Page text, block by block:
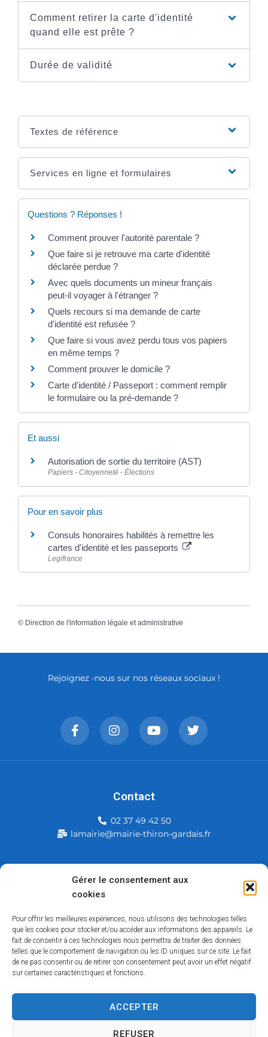
Gérer le consentement aux
cookies
Pour offrir les meilleures expériences, nous utilisons des technologies telles
que les cookies pour stocker et/ou accéder aux informations des appareils. Le
fait de consentir à ces technologies nous permettra de traiter des données
telles que le comportement de navigation ou les ID uniques sur ce site. Le fait
de ne pas consentir ou de retirer son consentement peut avoir un effet négatif
sur certaines caractéristiques et fonctions.
ACCEPTER
REFUSER
Comment retirer la carte d'identité
quand elle est prête ?
Durée de validité
Textes de référence
Services en ligne et formulaires
Questions ? Réponses !
Comment prouver l'autorité parentale ?
Que faire si je retrouve ma carte d'identité
déclarée perdue ?
Avec quels documents un mineur français
peut-il voyager à l'étranger ?
Quels recours si ma demande de carte
d'identité est refusée ?
Que faire si vous avez perdu tous vos papiers
en même temps ?
Comment prouver le domicile ?
Carte d'identité / Passeport : comment remplir
le formulaire ou la pré-demande ?
Et aussi
Autorisation de sortie du territoire (AST)
Papiers - Citoyenneté - Élections
Pour en savoir plus
Consuls honoraires habilités à remettre les
cartes d'identité et les passeports
Legifrance
© Direction de l'information légale et administrative
Mairie de Thiron-Gardais
28480 Thiron-Gardais
Rejoignez -nous sur nos réseaux sociaux !
Contact
02 37 49 42 50
lamairie@mairie-thiron-gardais.fr
Traitement de données personnelles